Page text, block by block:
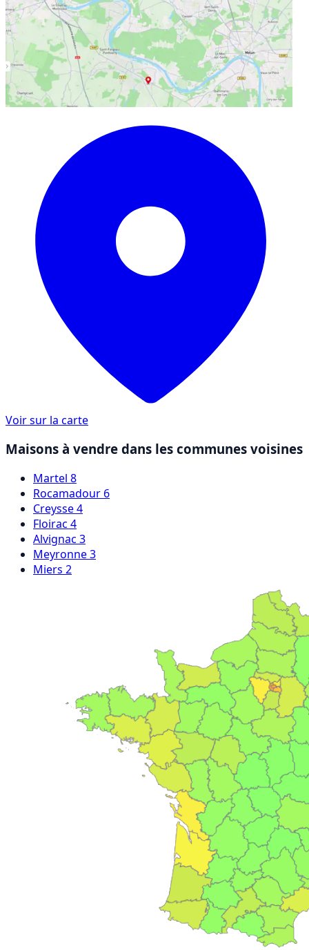
Voir sur la carte
Maisons à vendre dans les communes voisines
Martel 8
Rocamadour 6
Creysse4
Floirac 4
Alvignac 3
Meyronne3
Miers 2